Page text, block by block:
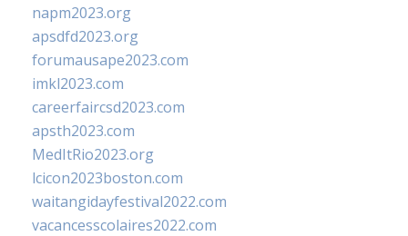
napm2023.org
apsdfd2023.org
forumausape2023.com
imkl2023.com
careerfaircsd2023.com
apsth2023.com
MedItRio2023.org
lcicon2023boston.com
waitangidayfestival2022.com
vacancesscolaires2022.com